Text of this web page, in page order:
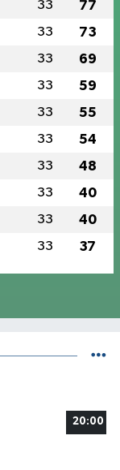
33 77
33 73
33 69
33 59
33 55
33 54
33 48
33 40
33 40
33 37
20:00